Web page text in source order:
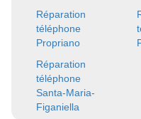
Réparation
téléphone
Propriano
Réparation
téléphone
Santa-Maria-
Figaniella